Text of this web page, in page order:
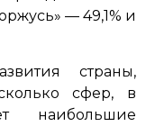
— 49,1% и
страны,
сфер, в
наибольшие